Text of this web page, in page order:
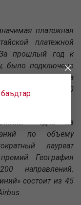
платежная
платежной
прошлый год к
было подключено
половина
свыше 2500
- одна из
по объему
лауреат
География
направлений.
состоит из 45
баъдтар